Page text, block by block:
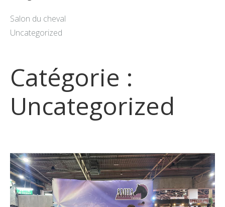
Salon du cheval
Uncategorized
Catégorie :
Uncategorized